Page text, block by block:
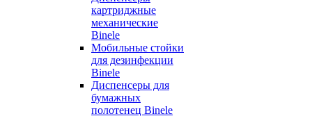
картриджные
механические
Binele
Мобильные стойки
для дезинфекции
Binele
Диспенсеры для
бумажных
полотенец Binele